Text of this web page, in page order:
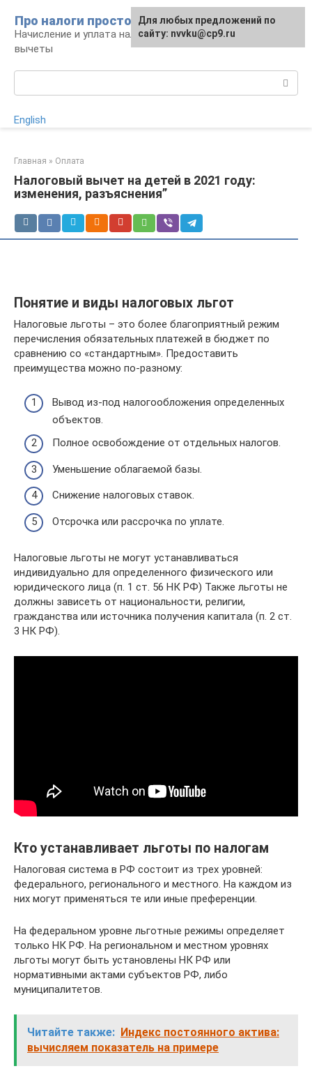
контенту
Про налоги просто
Начисление и уплата налогов, налоговые
вычеты
English
Главная » Оплата
Налоговый вычет на детей в 2021 году:
изменения, разъяснения”
Понятие и виды налоговых льгот
Налоговые льготы – это более благоприятный режим
перечисления обязательных платежей в бюджет по
сравнению со «стандартным». Предоставить
преимущества можно по-разному:
Вывод из-под налогообложения определенных
объектов.
Полное освобождение от отдельных налогов.
Уменьшение облагаемой базы.
Снижение налоговых ставок.
Отсрочка или рассрочка по уплате.
Налоговые льготы не могут устанавливаться
индивидуально для определенного физического или
юридического лица (п. 1 ст. 56 НК РФ) Также льготы не
должны зависеть от национальности, религии,
гражданства или источника получения капитала (п. 2 ст.
3 НК РФ).
Кто устанавливает льготы по налогам
Налоговая система в РФ состоит из трех уровней:
федерального, регионального и местного. На каждом из
них могут применяться те или иные преференции.
На федеральном уровне льготные режимы определяет
только НК РФ. На региональном и местном уровнях
льготы могут быть установлены НК РФ или
нормативными актами субъектов РФ, либо
муниципалитетов.
Читайте также: Индекс постоянного актива:
вычисляем показатель на примере
Для любых предложений по
сайту: nvvku@cp9.ru